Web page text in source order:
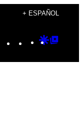
+ ESPAÑOL
Instagram
TikTok
YouTube
Google